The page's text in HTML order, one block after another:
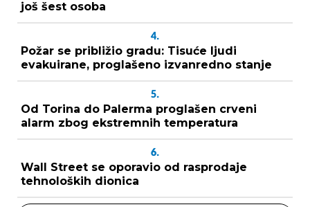
još šest osoba
4.
Požar se približio gradu: Tisuće ljudi
evakuirane, proglašeno izvanredno stanje
5.
Od Torina do Palerma proglašen crveni
alarm zbog ekstremnih temperatura
6.
Wall Street se oporavio od rasprodaje
tehnoloških dionica